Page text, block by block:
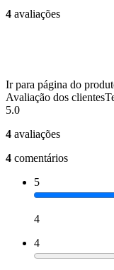
4 avaliações
Ir para página do
Avaliação dos clientes
5.0
4 avaliações
4 comentários
5
4
4